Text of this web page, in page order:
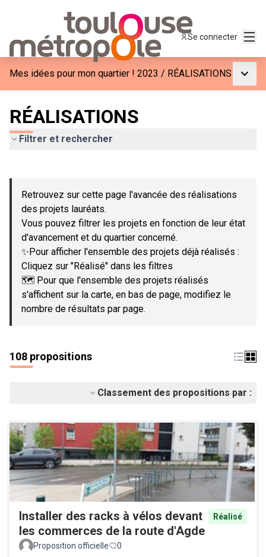
Se connecter
Mes idées pour mon quartier ! 2023 / RÉALISATIONS
RÉALISATIONS
Filtrer et rechercher
−
Retrouvez sur cette page l'avancée des réalisations
des projets lauréats.
Vous pouvez filtrer les projets en fonction de leur état
d'avancement et du quartier concerné.
✨Pour afficher l'ensemble des projets déjà réalisés :
Cliquez sur "Réalisé" dans les filtres
🗺️ Pour que l'ensemble des projets réalisés
s'affichent sur la carte, en bas de page, modifiez le
nombre de résultats par page.
108 propositions
Classement des propositions par :
Installer des racks à vélos devant
les commerces de la route d'Agde
Réalisé
Proposition officielle 0